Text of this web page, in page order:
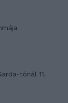
tónál 11.